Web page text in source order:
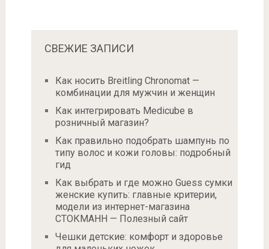
СВЕЖИЕ ЗАПИСИ
Как носить Breitling Chronomat —
комбинации для мужчин и женщин
Как интегрировать Medicube в
розничный магазин?
Как правильно подобрать шампунь по
типу волос и кожи головы: подробный
гид
Как выбрать и где можно Guess сумки
женские купить: главные критерии,
модели из интернет-магазина
СТОКМАНН — Полезный сайт
Чешки детские: комфорт и здоровье